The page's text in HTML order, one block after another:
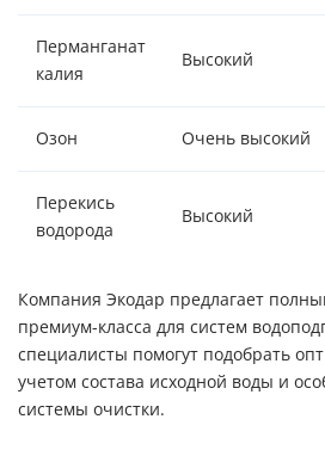
Перманганат
калия
Высокий
Озон Очень высокий
Перекись
водорода
Высокий
Компания Экодар предлагает
премиум-класса для систем
специалисты помогут подобрать
учетом состава исходной воды и
системы очистки.